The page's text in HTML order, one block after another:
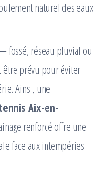
naturel des eaux
fossé, réseau pluvial ou
prévu pour éviter
Ainsi, une
Aix-en-
renforcé offre une
face aux intempéries